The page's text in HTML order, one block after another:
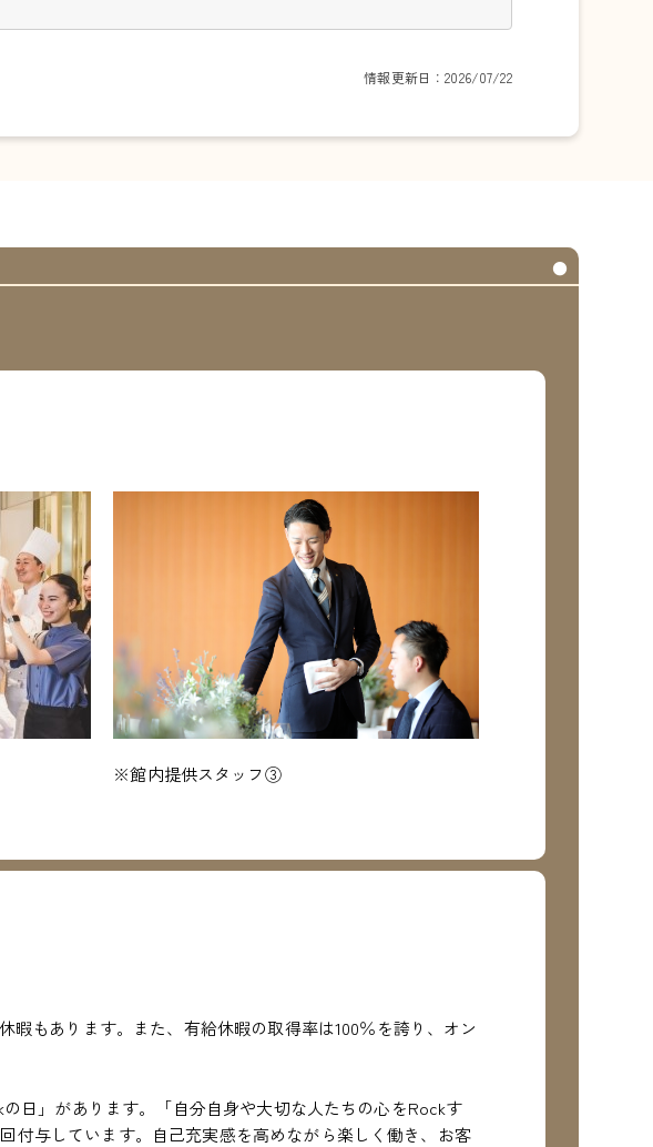
情報更新日：2026/07/22
※館内提供スタッフ③
もあります。また、有給休暇の取得率は100％を誇り、オン
日」があります。「自分自身や大切な人たちの心をRockす
付与しています。自己充実感を高めながら楽しく働き、お客